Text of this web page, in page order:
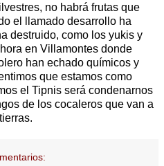
no habrá frutas que
el llamado desarrollo ha
destruido, como los yukis y
en Villamontes donde
han echado químicos y
que estamos como
el Tipnis será condenarnos
de los cocaleros que van a